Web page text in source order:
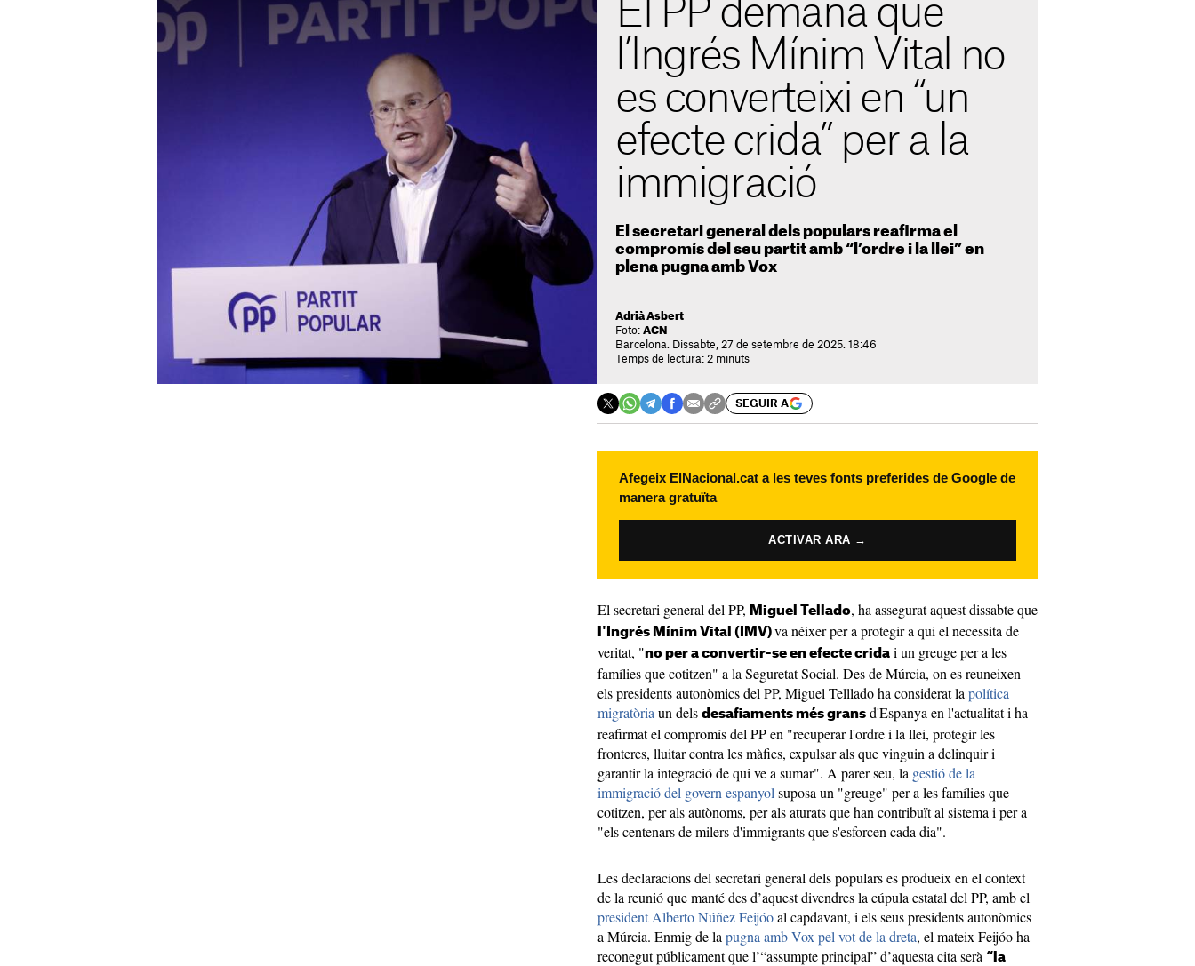
El PP demana que
l’Ingrés Mínim Vital no
es converteixi en “un
efecte crida” per a la
immigració
El secretari general dels populars reafirma el
compromís del seu partit amb “l’ordre i la llei” en
plena pugna amb Vox
Adrià Asbert
Foto: ACN
Barcelona. Dissabte, 27 de setembre de 2025. 18:46
Temps de lectura: 2 minuts
SEGUIR A
Afegeix ElNacional.cat a les teves fonts preferides de Google de
manera gratuïta
ACTIVAR ARA →
El secretari general del PP, Miguel Tellado, ha assegurat aquest dissabte que
l'Ingrés Mínim Vital (IMV) va néixer per a protegir a qui el necessita de
veritat, "no per a convertir-se en efecte crida i un greuge per a les
famílies que cotitzen" a la Seguretat Social. Des de Múrcia, on es reuneixen
els presidents autonòmics del PP, Miguel Telllado ha considerat la política
migratòria un dels desafiaments més grans d'Espanya en l'actualitat i ha
reafirmat el compromís del PP en "recuperar l'ordre i la llei, protegir les
fronteres, lluitar contra les màfies, expulsar als que vinguin a delinquir i
garantir la integració de qui ve a sumar". A parer seu, la gestió de la
immigració del govern espanyol suposa un "greuge" per a les famílies que
cotitzen, per als autònoms, per als aturats que han contribuït al sistema i per a
"els centenars de milers d'immigrants que s'esforcen cada dia".
Les declaracions del secretari general dels populars es produeix en el context
de la reunió que manté des d’aquest divendres la cúpula estatal del PP, amb el
president Alberto Núñez Feijóoal capdavant, i els seus presidents autonòmics
a Múrcia. Enmig de la pugna amb Vox pel vot de la dreta, el mateix Feijóo ha
reconegut públicament que l’“assumpte principal” d’aquesta cita serà “la